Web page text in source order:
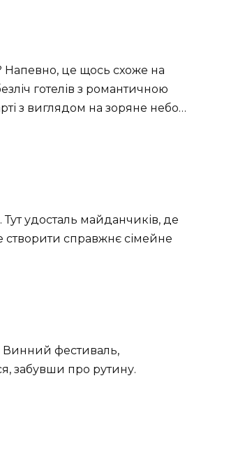
Напевно, це щось схоже на
готелів з романтичною
з виглядом на зоряне небо…
удосталь майданчиків, де
створити справжнє сімейне
Винний фестиваль,
забувши про рутину.